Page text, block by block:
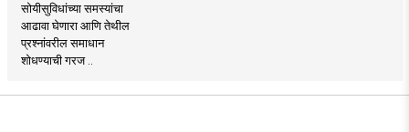
सोयीसुविधांच्या समस्यांचा
आढावा घेणारा आणि तेथील
प्रश्नांवरील समाधान
शोधण्याची गरज ..